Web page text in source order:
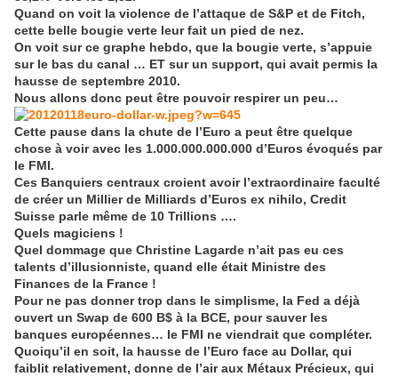
Quand on voit la violence de l’attaque de S&P et de Fitch,
cette belle bougie verte leur fait un pied de nez.
On voit sur ce graphe hebdo, que la bougie verte, s’appuie
sur le bas du canal … ET sur un support, qui avait permis la
hausse de septembre 2010.
Nous allons donc peut être pouvoir respirer un peu…
Cette pause dans la chute de l’Euro a peut être quelque
chose à voir avec les 1.000.000.000.000 d’Euros évoqués par
le FMI.
Ces Banquiers centraux croient avoir l’extraordinaire faculté
de créer un Millier de Milliards d’Euros ex nihilo, Credit
Suisse parle même de 10 Trillions ….
Quels magiciens !
Quel dommage que Christine Lagarde n’ait pas eu ces
talents d’illusionniste, quand elle était Ministre des
Finances de la France !
Pour ne pas donner trop dans le simplisme, la Fed a déjà
ouvert un Swap de 600 B$ à la BCE, pour sauver les
banques européennes… le FMI ne viendrait que compléter.
Quoiqu’il en soit, la hausse de l’Euro face au Dollar, qui
faiblit relativement, donne de l’air aux Métaux Précieux, qui